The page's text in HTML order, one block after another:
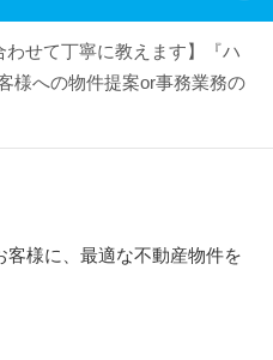
わせて丁寧に教えます】『ハ
様への物件提案or事務業務の
客様に、最適な不動産物件を